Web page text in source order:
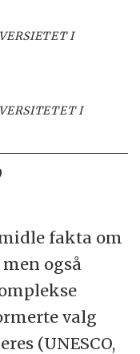
I
I
fakta om
også
valg
(UNESCO,